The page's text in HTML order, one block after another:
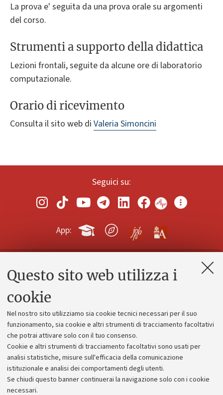
Questo sito web utilizza i
cookie
Nel nostro sito utilizziamo sia cookie tecnici necessari per il suo
funzionamento, sia cookie e altri strumenti di tracciamento facoltativi
che potrai attivare solo con il tuo consenso.
Cookie e altri strumenti di tracciamento facoltativi sono usati per
analisi statistiche, misure sull'efficacia della comunicazione
istituzionale e analisi dei comportamenti degli utenti.
Se chiudi questo banner continuerai la navigazione solo con i cookie
necessari.
La prova e' seguita da una prova orale su argomenti
del corso.
Strumenti a supporto della didattica
Lezioni frontali, seguite da alcune ore di laboratorio
computazionale.
Orario di ricevimento
Consulta il sito web di Valeria Simoncini
Seguici su:
App:
Contatti e PEC
Alumni community
Piano strategico
Bilanci
Donazioni e 5x1000